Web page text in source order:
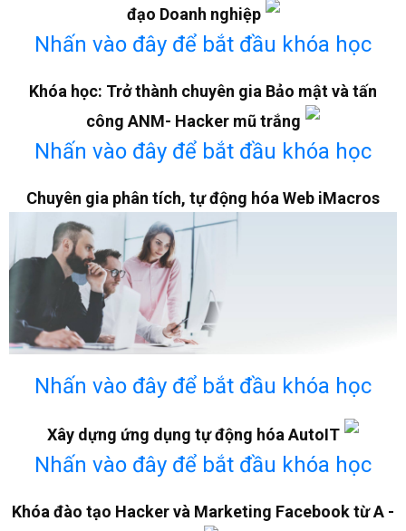
đạo Doanh nghiệp
Nhấn vào đây để bắt đầu khóa học
Khóa học: Trở thành chuyên gia Bảo mật và tấn
công ANM- Hacker mũ trắng
Nhấn vào đây để bắt đầu khóa học
Chuyên gia phân tích, tự động hóa Web iMacros
Nhấn vào đây để bắt đầu khóa học
Xây dựng ứng dụng tự động hóa AutoIT
Nhấn vào đây để bắt đầu khóa học
Khóa đào tạo Hacker và Marketing Facebook từ A -